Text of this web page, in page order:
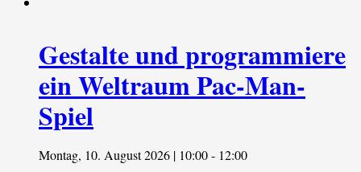
Gestalte und programmiere
ein Weltraum Pac-Man-
Spiel
Montag, 10. August 2026 | 10:00- 12:00